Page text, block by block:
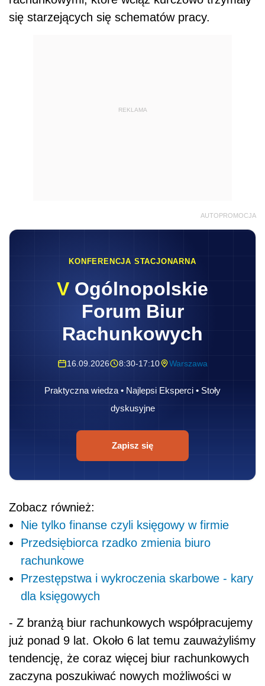
się starzejących się schematów pracy.
REKLAMA
AUTOPROMOCJA
KONFERENCJA STACJONARNA
V Ogólnopolskie
Forum Biur
Rachunkowych
16.09.2026 8:30-17:10 Warszawa
Praktyczna wiedza • Najlepsi Eksperci • Stoły
dyskusyjne
Zapisz się
Zobacz również:
Nie tylko finanse czyli księgowy w firmie
Przedsiębiorca rzadko zmienia biuro
rachunkowe
Przestępstwa i wykroczenia skarbowe - kary
dla księgowych
- Z branżą biur rachunkowych współpracujemy
już ponad 9 lat. Około 6 lat temu zauważyliśmy
tendencję, że coraz więcej biur rachunkowych
zaczyna poszukiwać nowych możliwości w